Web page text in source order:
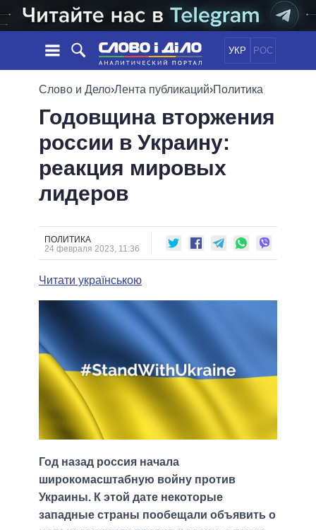
УКР РОС
НОВОСТИ
ЛЕНТА
СОБЫТИЯ
СТАТЬИ
МНЕНИЯ
ОБЗОРЫ
ДАЙДЖЕСТЫ
ПОЛИТИКА
ЭКОНОМИКА
ОБЩЕСТВО
ОБЕЩАНИЯ
ПОЛИТИКИ
ВСЕ ПОЛИТИКИ
ПРЕЗИДЕНТ И ОФИС
ВЕРХОВНАЯ РАДА
КАБИНЕТ МИНИСТРОВ
МЭРЫ
ВСЕ ПЕРСОНЫ
ИНФОГРАФИКА
ПОДДЕРЖАТЬ
СРАВНЕНИЕ ПОЛИТИКОВ
Слово и Дело›Лента публикаций›Политика
Годовщина вторжения
россии в Украину:
реакция мировых
лидеров
ПОЛИТИКА
24 февраля 2023, 11:36
Читати українською
Год назад россия начала
широкомасштабную войну против
Украины. К этой дате некоторые
западные страны пообещали объявить о